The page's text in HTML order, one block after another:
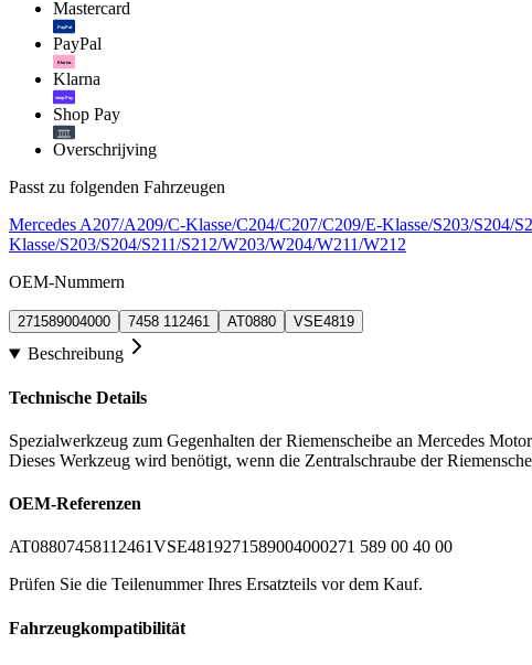
Mastercard
PayPal
PayPal
Klarna.
Klarna
shop Pay
Shop Pay
Overschrijving
Passt zu folgenden Fahrzeugen
Mercedes A207/A209/C-Klasse/C204/C207/C209/E-Klasse/S203/S204/
Klasse/S203/S204/S211/S212/W203/W204/W211/W212
OEM-Nummern
271589004000 7458 112461 AT0880 VSE4819
Beschreibung
Technische Details
Spezialwerkzeug zum Gegenhalten der Riemenscheibe an Mercedes
Dieses Werkzeug wird benötigt, wenn die Zentralschraube der
OEM-Referenzen
AT08807458112461VSE4819271589004000271 589 00 40 00
Prüfen Sie die Teilenummer Ihres Ersatzteils vor dem Kauf.
Fahrzeugkompatibilität